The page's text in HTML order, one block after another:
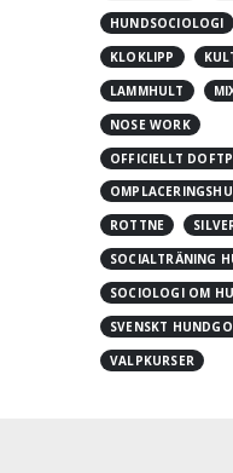
HUNDSOCIOLOGI
KLOKLIPP
LAMMHULT
NOSE WORK
OFFICIELLT
ROTTNE
SOCIALTRÄNING
SOCIOLOGI OM
SVENSKT
VALPKURSER